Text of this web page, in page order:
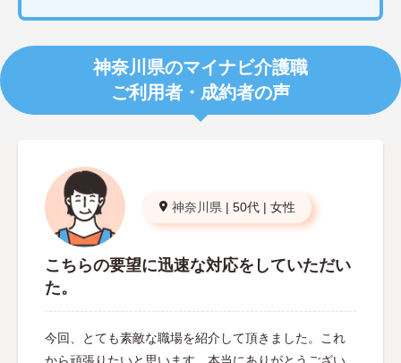
神奈川県のマイナビ介護職
ご利用者・成約者の声
神奈川県 | 50代 | 女性
こちらの要望に迅速な対応をしていただい
た。
今回、とても素敵な職場を紹介して頂きました。これ